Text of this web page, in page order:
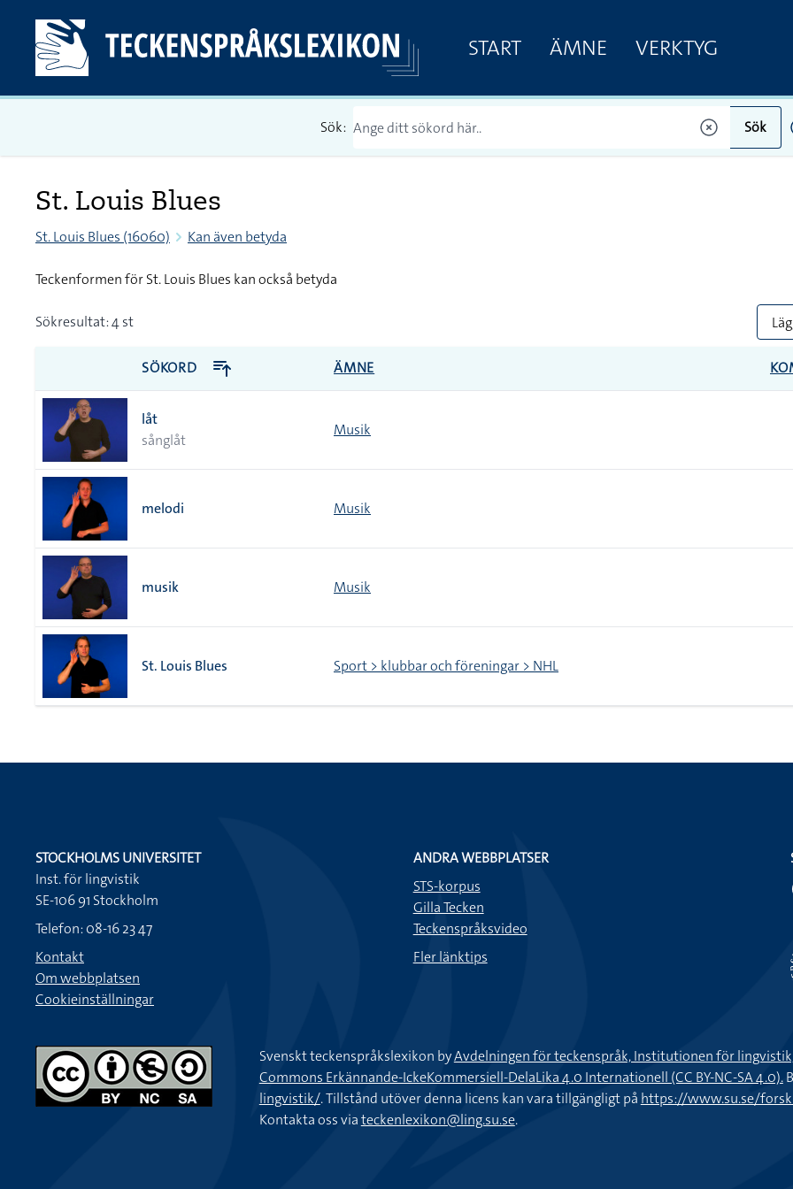
START ÄMNE VERKTYG
Sök: Sök
St. Louis Blues
St. Louis Blues (16060) Kan även betyda
Teckenformen för St. Louis Blues kan också betyda
Sökresultat: 4 st
SÖKORD ÄMNE
låt
sånglåt
Musik
melodi Musik
musik Musik
St. Louis Blues Sport > klubbar och föreningar > NHL
STOCKHOLMS UNIVERSITET
Inst. för lingvistik
SE-106 91 Stockholm
Telefon: 08-16 23 47
Kontakt
Om webbplatsen
Cookieinställningar
ANDRA WEBBPLATSER
STS-korpus
Gilla Tecken
Teckenspråksvideo
Fler länktips
Svenskt teckenspråkslexikon byAvdelningen för teckenspråk, Institutionen för
Commons Erkännande-IckeKommersiell-DelaLika 4.0 Internationell (CC BY-NC-SA 4.0).
lingvistik/. Tillstånd utöver denna licens kan vara tillgängligt på https://www.su.se/
Kontakta oss viateckenlexikon@ling.su.se.